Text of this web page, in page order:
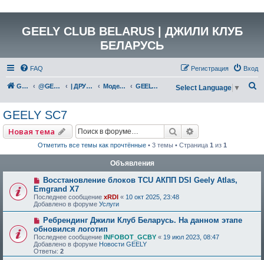
GEELY CLUB BELARUS | ДЖИЛИ КЛУБ
БЕЛАРУСЬ
FAQ Вход
Регистрация
GEELY Club Belarus @GEELYCLUBBY | ДРУГИЕ МОДЕЛИ GEELY Модели снятые с производства GEELY SC7 Select Language ▼
GEELY SC7
Новая тема Поиск
Отметить все темы как прочтённые• 3 темы • Страница 1 из 1
Объявления
Восстановление блоков TCU АКПП DSI Geely Atlas,
Emgrand X7
Последнее сообщение xRDI « 10 окт 2025, 23:48
Добавлено в форуме Услуги
Ребрендинг Джили Клуб Беларусь. На данном этапе
обновился логотип
Последнее сообщение INFOBOT_GCBY « 19 июл 2023, 08:47
Добавлено в форуме Новости GEELY
Ответы: 2